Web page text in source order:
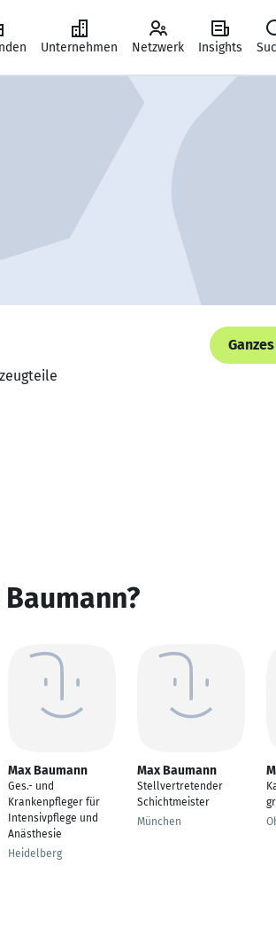
Unternehmen Netzwerk Insights
Max Baumann
Ges.- und
Krankenpfleger für
Intensivpflege und
Anästhesie
Heidelberg
Max Baumann
Stellvertretender
Schichtmeister
München